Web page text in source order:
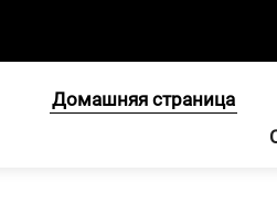
Домашняя страница